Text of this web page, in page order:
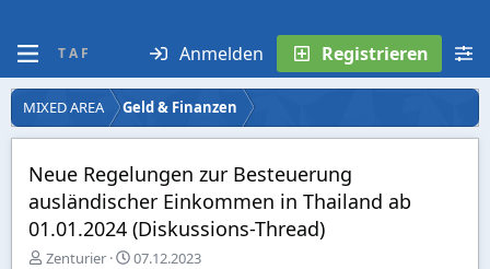
T A F Anmelden Registrieren
MIXED AREA Geld & Finanzen
Neue Regelungen zur Besteuerung
ausländischer Einkommen in Thailand ab
01.01.2024 (Diskussions-Thread)
E
Zenturier
E
07.12.2023